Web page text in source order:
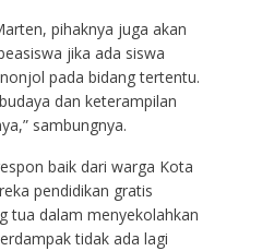
pihaknya juga akan
jika ada siswa
pada bidang tertentu.
dan keterampilan
sambungnya.
baik dari warga Kota
pendidikan gratis
tua dalam menyekolahkan
tidak ada lagi